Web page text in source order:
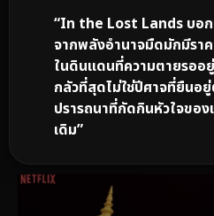
“In the Lost Lands บอ
จากพลังอำนาจมืดมักมีรา
ในดินแดนที่ความตายรออ
กลัวที่สุดไม่ใช่ปีศาจที่ยืนอ
ปรารถนาที่กัดกินหัวใจของ
เดิม”